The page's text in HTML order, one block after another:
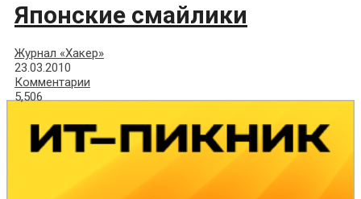
Японские смайлики
Журнал «Хакер»
23.03.2010
Комментарии
5,506